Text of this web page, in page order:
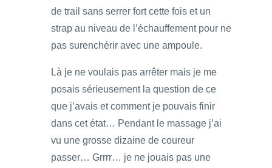
de trail sans serrer fort cette fois et un
strap au niveau de l’échauffement pour ne
pas surenchérir avec une ampoule.
Là je ne voulais pas arrêter mais je me
posais sérieusement la question de ce
que j’avais et comment je pouvais finir
dans cet état… Pendant le massage j’ai
vu une grosse dizaine de coureur
passer… Grrrr… je ne jouais pas une